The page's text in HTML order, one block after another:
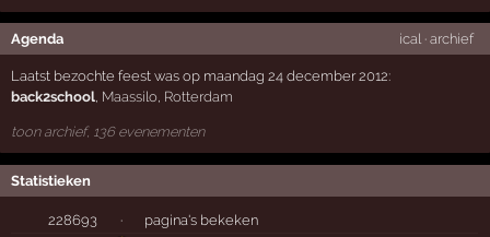
Agenda ical· archief
Laatst bezochte feest was op maandag 24 december 2012:
back2school, Maassilo, Rotterdam
toon archief, 136 evenementen
Statistieken
228693 ·
pagina's bekeken